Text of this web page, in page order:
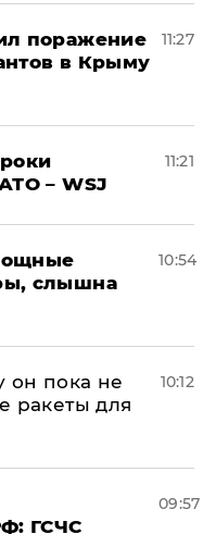
поражение
в Крыму
11:27
– WSJ
11:21
слышна
10:54
он пока не
ракеты для
10:12
ГСЧС
09:57